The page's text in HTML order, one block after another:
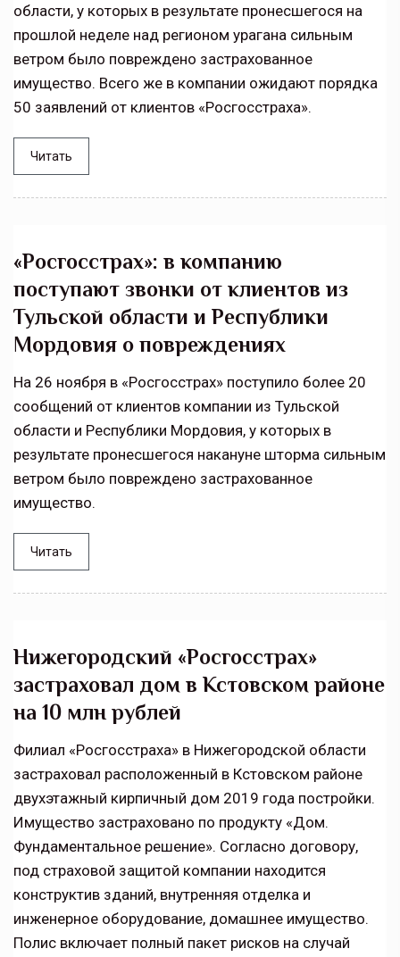
области, у которых в результате пронесшегося на
прошлой неделе над регионом урагана сильным
ветром было повреждено застрахованное
имущество. Всего же в компании ожидают порядка
50 заявлений от клиентов «Росгосстраха».
Читать
«Росгосстрах»: в компанию
поступают звонки от клиентов из
Тульской области и Республики
Мордовия о повреждениях
На 26 ноября в «Росгосстрах» поступило более 20
сообщений от клиентов компании из Тульской
области и Республики Мордовия, у которых в
результате пронесшегося накануне шторма сильным
ветром было повреждено застрахованное
имущество.
Читать
Нижегородский «Росгосстрах»
застраховал дом в Кстовском районе
на 10 млн рублей
Филиал «Росгосстраха» в Нижегородской области
застраховал расположенный в Кстовском районе
двухэтажный кирпичный дом 2019 года постройки.
Имущество застраховано по продукту «Дом.
Фундаментальное решение». Согласно договору,
под страховой защитой компании находится
конструктив зданий, внутренняя отделка и
инженерное оборудование, домашнее имущество.
Полис включает полный пакет рисков на случай